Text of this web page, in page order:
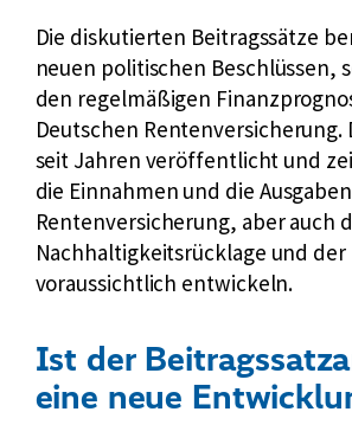
Die diskutierten Beitragssätze
neuen politischen Beschlüssen,
den regelmäßigen
Deutschen Rentenversicherung.
seit Jahren veröffentlicht und
die Einnahmen und die
Rentenversicherung, aber auch
Nachhaltigkeitsrücklage und der
voraussichtlich entwickeln.
Ist der
eine neue